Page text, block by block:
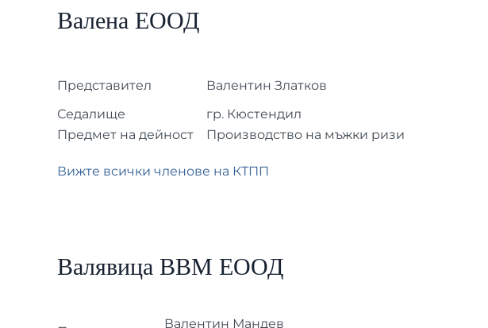
Валена ЕООД
Представител
Валентин Златков
Седалище
гр. Кюстендил
Предмет на дейност
Производство на мъжки ризи
Вижте всички членове на КТПП
Валявица ВВМ ЕООД
Валентин Мандев